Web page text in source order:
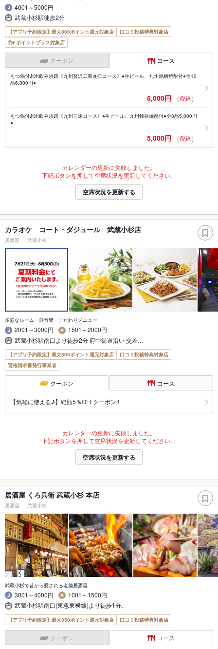
4001～5000円
武蔵小杉駅徒歩2分
【アプリ予約限定】最大800ポイント還元対象店
口コミ投稿特典対象店
ポイントプラス対象店
クーポン コース
もつ鍋付♪3h飲み放題《九州贅沢二重丸◎コース》●生ビール、九州銘柄焼酎付●全10
品6,000円●
6,000円 （税込）
もつ鍋付♪3h飲み放題《九州三昧コース》●生ビール、九州銘柄焼酎付●全8品5,000円
●
5,000円 （税込）
カレンダーの更新に失敗しました。
下記ボタンを押して空席状況を更新してください。
空席状況を更新する
カラオケ コート・ダジュール 武蔵小杉店
居酒屋 武蔵小杉
多彩なルーム・良音響・こだわりメニュー
2001～3000円
1501～2000円
武蔵小杉駅南口より徒歩2分 府中街道沿い 交差…
【アプリ予約限定】最大800ポイント還元対象店
口コミ投稿特典対象店
適格請求書発行事業者
クーポン コース
【気軽に使える♪】総額5％OFFクーポン!!
カレンダーの更新に失敗しました。
下記ボタンを押して空席状況を更新してください。
空席状況を更新する
居酒屋 くろ兵衛 武蔵小杉 本店
居酒屋 武蔵小杉
武蔵小杉で昔から愛される老舗居酒屋
3001～4000円
1001～1500円
武蔵小杉駅南口(東急東横線)より徒歩1分｡
【アプリ予約限定】最大350ポイント還元対象店 口コミ投稿特典対象店
クーポン コース